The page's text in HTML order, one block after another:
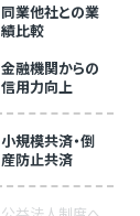
同業他社との業
績比較
金融機関からの
信用力向上
小規模共済・倒
産防止共済